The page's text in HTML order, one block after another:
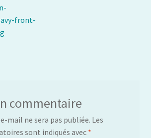
front-
commentaire
mail ne sera pas publiée. Les
sont indiqués avec *